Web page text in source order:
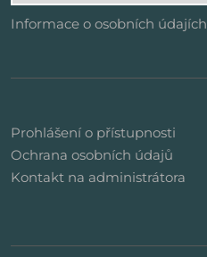
Informace o osobních údajích
Prohlášení o přístupnosti
Ochrana osobních údajů
Kontakt na administrátora